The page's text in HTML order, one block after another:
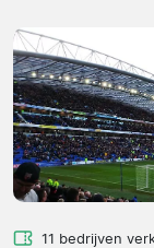
11 bedrijven